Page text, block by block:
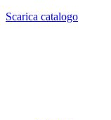
Scarica catalogo